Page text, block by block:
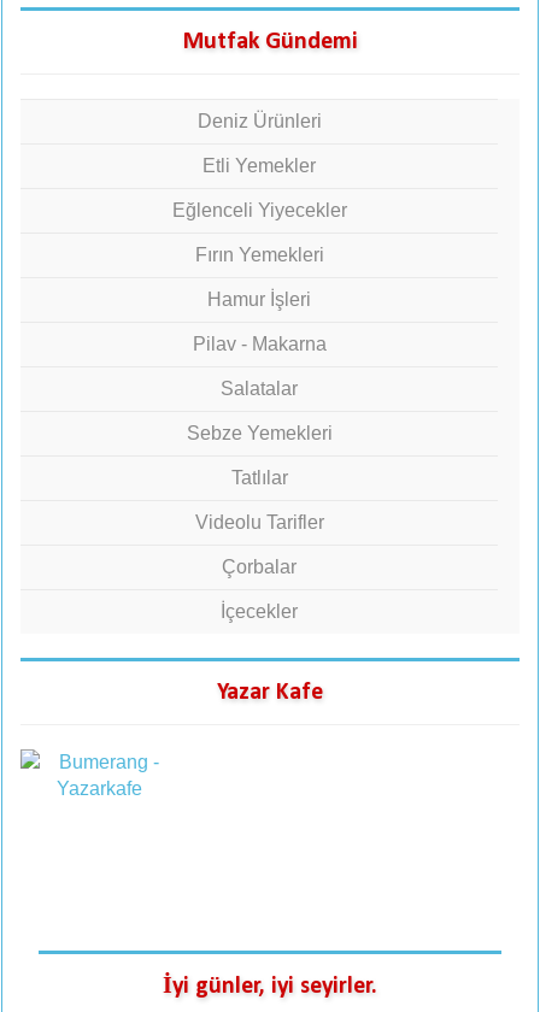
Mutfak Gündemi
Deniz Ürünleri
Etli Yemekler
Eğlenceli Yiyecekler
Fırın Yemekleri
Hamur İşleri
Pilav - Makarna
Salatalar
Sebze Yemekleri
Tatlılar
Videolu Tarifler
Çorbalar
İçecekler
Yazar Kafe
İyi günler, iyi seyirler.